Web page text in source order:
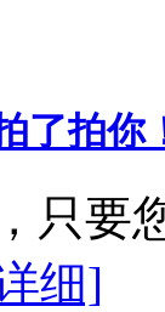
了拍你
只要
细]